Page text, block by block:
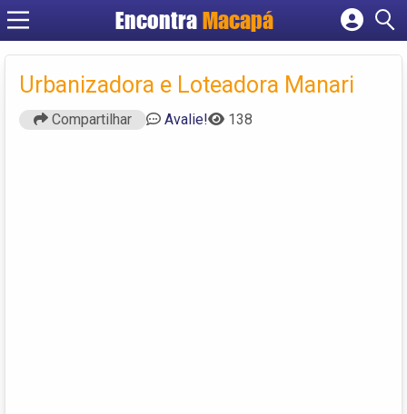
EncontraMacapá
Cadastrar empresa
Criar conta
Urbanizadora e Loteadora Manari
Compartilhar Avalie! 138